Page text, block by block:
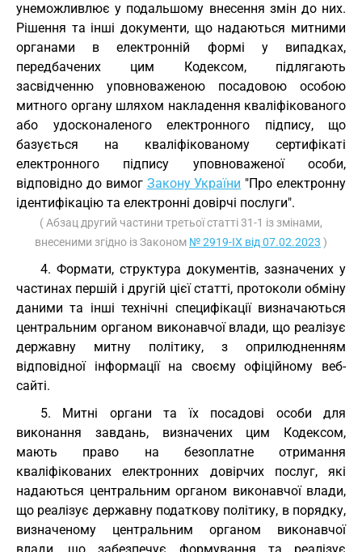
унеможливлює у подальшому внесення змін до них.
Рішення та інші документи, що надаються митними
органами в електронній формі у випадках,
передбачених цим Кодексом, підлягають
засвідченню уповноваженою посадовою особою
митного органу шляхом накладення кваліфікованого
або удосконаленого електронного підпису, що
базується на кваліфікованому сертифікаті
електронного підпису уповноваженої особи,
відповідно до вимог Закону України "Про електронну
ідентифікацію та електронні довірчі послуги".
( Абзац другий частини третьої статті 31-1 із змінами,
внесеними згідно із Законом № 2919-IX від 07.02.2023 )
4. Формати, структура документів, зазначених у
частинах першій і другій цієї статті, протоколи обміну
даними та інші технічні специфікації визначаються
центральним органом виконавчої влади, що реалізує
державну митну політику, з оприлюдненням
відповідної інформації на своєму офіційному веб-
сайті.
5. Митні органи та їх посадові особи для
виконання завдань, визначених цим Кодексом,
мають право на безоплатне отримання
кваліфікованих електронних довірчих послуг, які
надаються центральним органом виконавчої влади,
що реалізує державну податкову політику, в порядку,
визначеному центральним органом виконавчої